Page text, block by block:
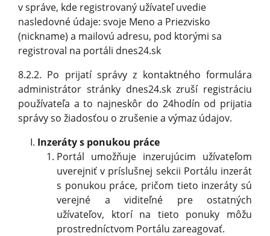
v správe, kde registrovaný užívateľ uvedie
nasledovné údaje: svoje Meno a Priezvisko
(nickname) a mailovú adresu, pod ktorými sa
registroval na portáli dnes24.sk
8.2.2. Po prijatí správy z kontaktného formulára
administrátor stránky dnes24.sk zruší registráciu
používateľa a to najneskôr do 24hodín od prijatia
správy so žiadosťou o zrušenie a výmaz údajov.
Inzeráty s ponukou práce
Portál umožňuje inzerujúcim užívateľom
uverejniť v príslušnej sekcii Portálu inzerát
s ponukou práce, pričom tieto inzeráty sú
verejné a viditeľné pre ostatných
užívateľov, ktorí na tieto ponuky môžu
prostredníctvom Portálu zareagovať.